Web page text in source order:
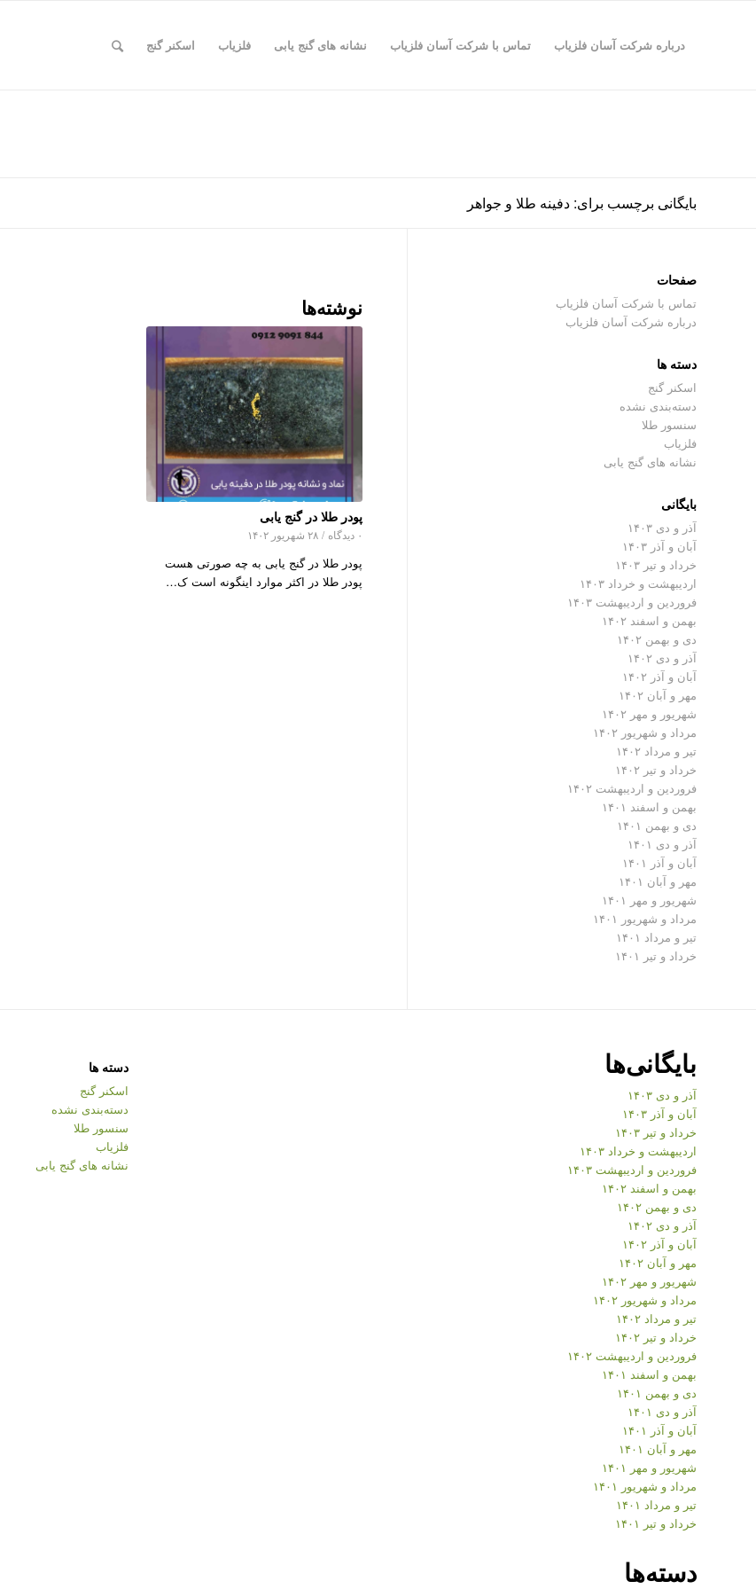
درباره شرکت آسان فلزیاب تماس با شرکت آسان فلزیاب نشانه های گنج یابی فلزیاب اسکنر گنج
بایگانی برچسب برای: دفینه طلا و جواهر
نوشته‌ها
پودر طلا در گنج یابی
۰ دیدگاه / ۲۸ شهریور ۱۴۰۲
پودر طلا در گنج یابی به چه صورتی هست
پودر طلا در اکثر موارد اینگونه است ک…
صفحات
تماس با شرکت آسان فلزیاب
درباره شرکت آسان فلزیاب
دسته ها
اسکنر گنج
دسته‌بندی نشده
سنسور طلا
فلزیاب
نشانه های گنج یابی
بایگانی
آذر و دی ۱۴۰۳
آبان و آذر ۱۴۰۳
خرداد و تیر ۱۴۰۳
اردیبهشت و خرداد ۱۴۰۳
فروردین و اردیبهشت ۱۴۰۳
بهمن و اسفند ۱۴۰۲
دی و بهمن ۱۴۰۲
آذر و دی ۱۴۰۲
آبان و آذر ۱۴۰۲
مهر و آبان ۱۴۰۲
شهریور و مهر ۱۴۰۲
مرداد و شهریور ۱۴۰۲
تیر و مرداد ۱۴۰۲
خرداد و تیر ۱۴۰۲
فروردین و اردیبهشت ۱۴۰۲
بهمن و اسفند ۱۴۰۱
دی و بهمن ۱۴۰۱
آذر و دی ۱۴۰۱
آبان و آذر ۱۴۰۱
مهر و آبان ۱۴۰۱
شهریور و مهر ۱۴۰۱
مرداد و شهریور ۱۴۰۱
تیر و مرداد ۱۴۰۱
خرداد و تیر ۱۴۰۱
بایگانی‌ها
آذر و دی ۱۴۰۳
آبان و آذر ۱۴۰۳
خرداد و تیر ۱۴۰۳
اردیبهشت و خرداد ۱۴۰۳
فروردین و اردیبهشت ۱۴۰۳
بهمن و اسفند ۱۴۰۲
دی و بهمن ۱۴۰۲
آذر و دی ۱۴۰۲
آبان و آذر ۱۴۰۲
مهر و آبان ۱۴۰۲
شهریور و مهر ۱۴۰۲
مرداد و شهریور ۱۴۰۲
تیر و مرداد ۱۴۰۲
خرداد و تیر ۱۴۰۲
فروردین و اردیبهشت ۱۴۰۲
بهمن و اسفند ۱۴۰۱
دی و بهمن ۱۴۰۱
آذر و دی ۱۴۰۱
آبان و آذر ۱۴۰۱
مهر و آبان ۱۴۰۱
شهریور و مهر ۱۴۰۱
مرداد و شهریور ۱۴۰۱
تیر و مرداد ۱۴۰۱
خرداد و تیر ۱۴۰۱
دسته‌ها
دسته ها
اسکنر گنج
دسته‌بندی نشده
سنسور طلا
فلزیاب
نشانه های گنج یابی